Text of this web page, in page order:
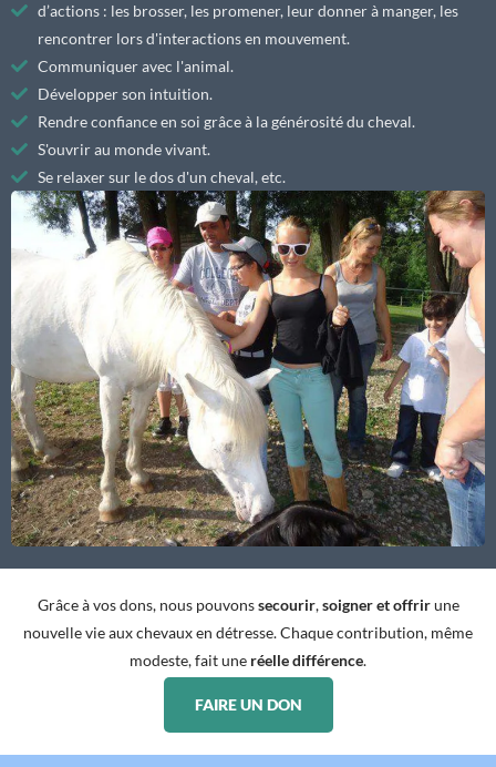
d’actions : les brosser, les promener, leur donner à manger, les
rencontrer lors d'interactions en mouvement.
Communiquer avec l'animal.
Développer son intuition.
Rendre confiance en soi grâce à la générosité du cheval.
S'ouvrir au monde vivant.
Se relaxer sur le dos d'un cheval, etc.
Grâce à vos dons, nous pouvonssecourir,soigner et offrirune
nouvelle vie aux chevaux en détresse. Chaque contribution, même
modeste, fait une réelle différence.
FAIRE UN DON